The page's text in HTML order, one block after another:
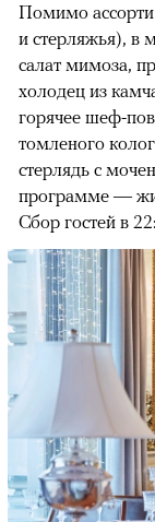
Помимо ассорти
и стерляжья), в
салат мимоза,
холодец из
горячее шеф-
томленого
стерлядь с
программе —
Сбор гостей в